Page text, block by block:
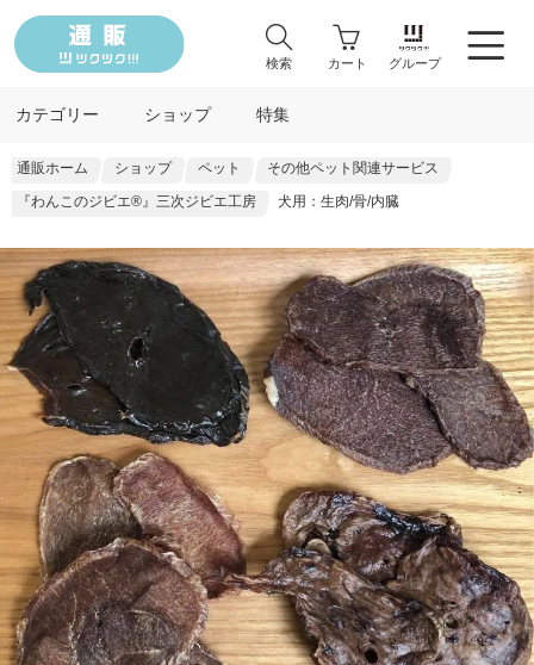
検索 カート グループ
カテゴリー ショップ 特集
通販ホーム ショップ ペット
その他ペット関連サービス
『わんこのジビエ®』三次ジビエ工房
犬用：生肉/骨/内臓